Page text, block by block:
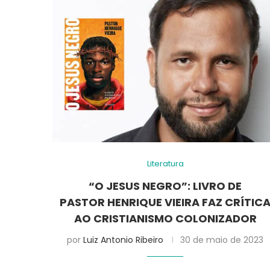
Literatura
“O JESUS NEGRO”: LIVRO DE
PASTOR HENRIQUE VIEIRA FAZ
AO CRISTIANISMO COLONIZADOR
porLuiz Antonio Ribeiro 30 de maio de 2023